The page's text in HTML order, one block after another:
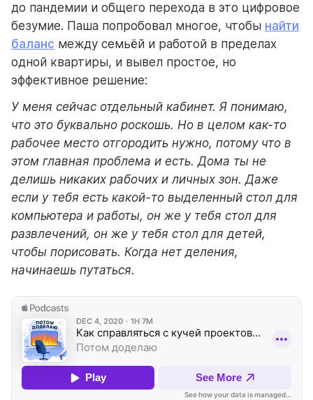
до пандемии и общего перехода в это цифровое
безумие. Паша попробовал многое, чтобы найти
баланс между семьёй и работой в пределах
одной квартиры, и вывел простое, но
эффективное решение:
У меня сейчас отдельный кабинет. Я понимаю,
что это буквально роскошь. Но в целом как-то
рабочее место отгородить нужно, потому что в
этом главная проблема и есть. Дома ты не
делишь никаких рабочих и личных зон. Даже
если у тебя есть какой-то выделенный стол для
компьютера и работы, он же у тебя стол для
развлечений, он же у тебя стол для детей,
чтобы порисовать. Когда нет деления,
начинаешь путаться.